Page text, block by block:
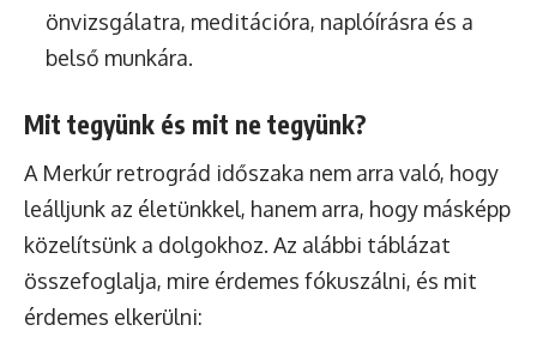
önvizsgálatra, meditációra, naplóírásra és a
belső munkára.
Mit tegyünk és mit ne tegyünk?
A Merkúr retrográd időszaka nem arra való, hogy
leálljunk az életünkkel, hanem arra, hogy másképp
közelítsünk a dolgokhoz. Az alábbi táblázat
összefoglalja, mire érdemes fókuszálni, és mit
érdemes elkerülni: